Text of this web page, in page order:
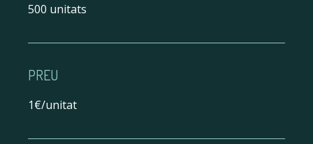
500 unitats
PREU
1€/unitat